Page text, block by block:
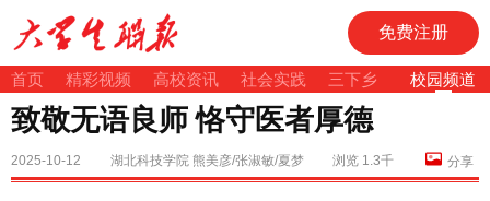
免费注册
首页 精彩视频 高校资讯 社会实践 三下乡 校园频道
致敬无语良师 恪守医者厚德
2025-10-12 湖北科技学院 熊美彦/张淑敏/夏梦 浏览 1.3千 分享